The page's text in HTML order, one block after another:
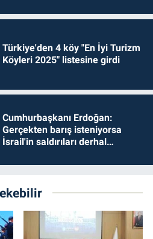
Türkiye'den 4 köy "En İyi Turizm
Köyleri 2025" listesine girdi
Cumhurbaşkanı Erdoğan:
Gerçekten barış isteniyorsa
İsrail'in saldırıları derhal